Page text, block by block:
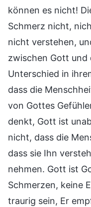
können es nicht!
Schmerz nicht,
nicht verstehen,
zwischen Gott und
Unterschied in
dass die
von Gottes
denkt, Gott ist
nicht, dass die
dass sie Ihn
nehmen. Gott ist
Schmerzen, keine
traurig sein, Er